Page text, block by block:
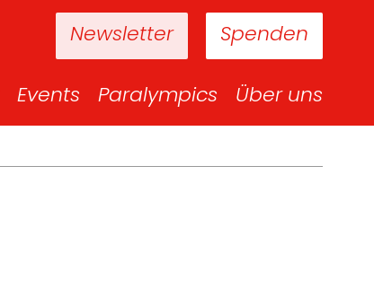
Spenden
Newsletter
Events Paralympics Über uns